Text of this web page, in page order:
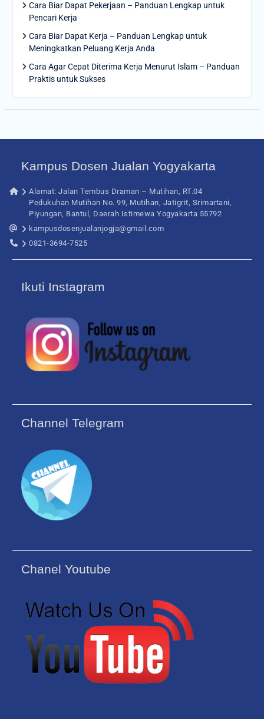
Cara Biar Dapat Pekerjaan – Panduan Lengkap untuk
Pencari Kerja
Cara Biar Dapat Kerja – Panduan Lengkap untuk
Meningkatkan Peluang Kerja Anda
Cara Agar Cepat Diterima Kerja Menurut Islam – Panduan
Praktis untuk Sukses
Kampus Dosen Jualan Yogyakarta
Alamat: Jalan Tembus Draman – Mutihan, RT.04
Pedukuhan Mutihan No. 99, Mutihan, Jatigrit, Srimartani,
Piyungan, Bantul, Daerah Istimewa Yogyakarta 55792
kampusdosenjualanjogja@gmail.com
0821-3694-7525
Ikuti Instagram
Channel Telegram
Chanel Youtube